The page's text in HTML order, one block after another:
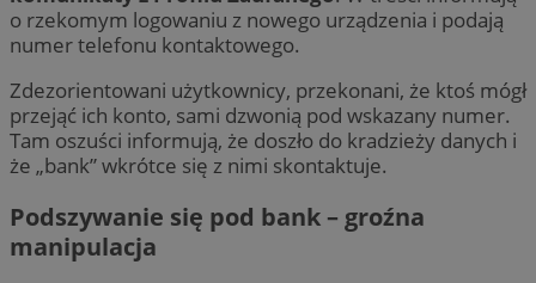
o rzekomym logowaniu z nowego urządzenia i podają
numer telefonu kontaktowego.
Zdezorientowani użytkownicy, przekonani, że ktoś mógł
przejąć ich konto, sami dzwonią pod wskazany numer.
Tam oszuści informują, że doszło do kradzieży danych i
że „bank” wkrótce się z nimi skontaktuje.
Podszywanie się pod bank – groźna
manipulacja